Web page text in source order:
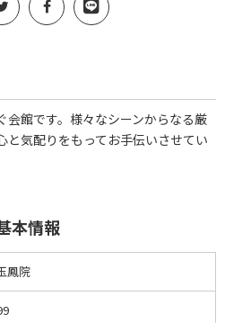
会館です。様々なシーンからなる厳
と気配りをもってお手伝いさせてい
本情報
鳳院